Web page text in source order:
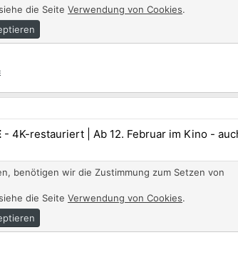
die Seite Verwendung von Cookies.
- 4K-restauriert | Ab 12. Februar im Kino -
benötigen wir die Zustimmung zum Setzen von
die Seite Verwendung von Cookies.